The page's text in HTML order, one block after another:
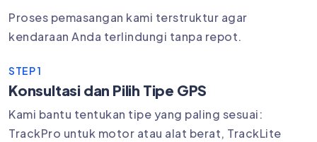
Proses pemasangan kami terstruktur agar
kendaraan Anda terlindungi tanpa repot.
STEP 1
Konsultasi dan Pilih Tipe GPS
Kami bantu tentukan tipe yang paling sesuai:
TrackPro untuk motor atau alat berat, TrackLite